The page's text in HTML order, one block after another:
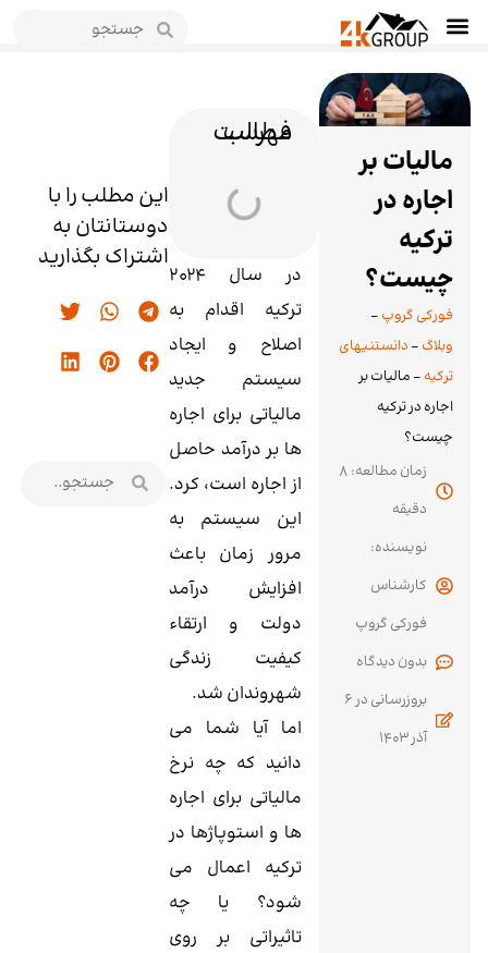
مالیات بر
اجاره در
ترکیه
چیست؟
فورکی گروپ -
وبلاگ - دانستنیهای
ترکیه - مالیات بر
اجاره در ترکیه
چیست؟
زمان مطالعه: 8
دقیقه
نویسنده:
کارشناس
فورکی گروپ
بدون
بروزرسانی در 6
آذر 1403
فهرست مطالب
در سال 2024
ترکیه اقدام به
اصلاح و ایجاد
سیستم جدید
مالیاتی برای اجاره
‌ها بر درآمد حاصل
از اجاره است، کرد.
این سیستم به
مرور زمان باعث
افزایش درآمد
دولت و ارتقاء
کیفیت زندگی
شهروندان شد.
اما آیا شما می
‌دانید که چه نرخ
مالیاتی برای اجاره‌
ها و استوپاژها در
ترکیه اعمال می
‌شود؟ یا چه
تاثیراتی بر روی
این مطلب را با
دوستانتان به
اشتراک بگذارید